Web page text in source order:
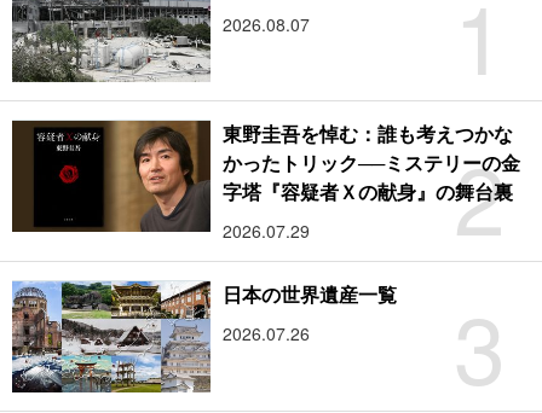
1
2026.08.07
2
東野圭吾を悼む：誰も考えつかな
かったトリック──ミステリーの金
字塔『容疑者Ｘの献身』の舞台裏
2026.07.29
3
日本の世界遺産一覧
2026.07.26